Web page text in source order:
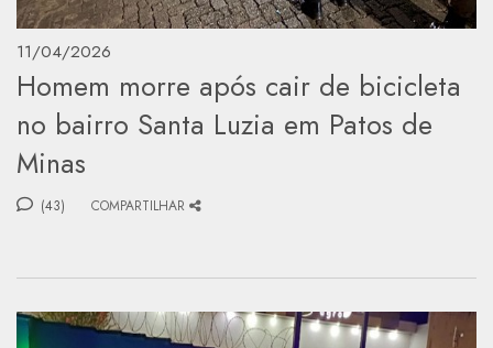
11/04/2026
Homem morre após cair de bicicleta
no bairro Santa Luzia em Patos de
Minas
(43) COMPARTILHAR